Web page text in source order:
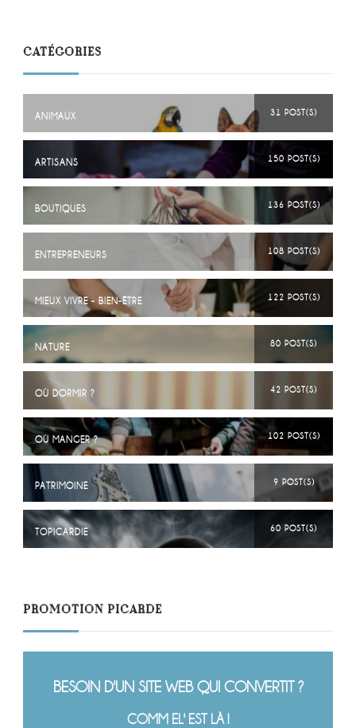
CATÉGORIES
ANIMAUX 31 POST(S)
ARTISANS 150 POST(S)
BOUTIQUES 136 POST(S)
ENTREPRENEURS 108 POST(S)
MIEUX VIVRE - BIEN-ÊTRE 122 POST(S)
NATURE 80 POST(S)
OÙ DORMIR ? 42 POST(S)
OÙ MANGER ? 102 POST(S)
PATRIMOINE 9 POST(S)
TOPICARDIE 60 POST(S)
PROMOTION PICARDE
BESOIN D'UN SITE WEB QUI CONVERTIT ?
COMM EL' EST LÀ !